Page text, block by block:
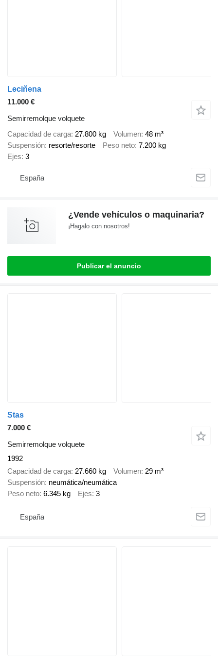
Leciñena
11.000 €
Semirremolque volquete
Capacidad de carga 27.800 kg Volumen 48 m³
Suspensión resorte/resorte Peso neto 7.200 kg
Ejes 3
España
¿Vende vehículos o maquinaria?
¡Hagalo con nosotros!
Publicar el anuncio
Stas
7.000 €
Semirremolque volquete
1992
Capacidad de carga 27.660 kg Volumen 29 m³
Suspensión neumática/neumática
Peso neto 6.345 kg Ejes 3
España